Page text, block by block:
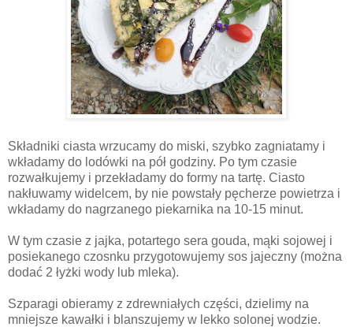
Składniki ciasta wrzucamy do miski, szybko zagniatamy i
wkładamy do lodówki na pół godziny. Po tym czasie
rozwałkujemy i przekładamy do formy na tartę. Ciasto
nakłuwamy widelcem, by nie powstały pęcherze powietrza i
wkładamy do nagrzanego piekarnika na 10-15 minut.
W tym czasie z jajka, potartego sera gouda, mąki sojowej i
posiekanego czosnku przygotowujemy sos jajeczny (można
dodać 2 łyżki wody lub mleka).
Szparagi obieramy z zdrewniałych części, dzielimy na
mniejsze kawałki i blanszujemy w lekko solonej wodzie.